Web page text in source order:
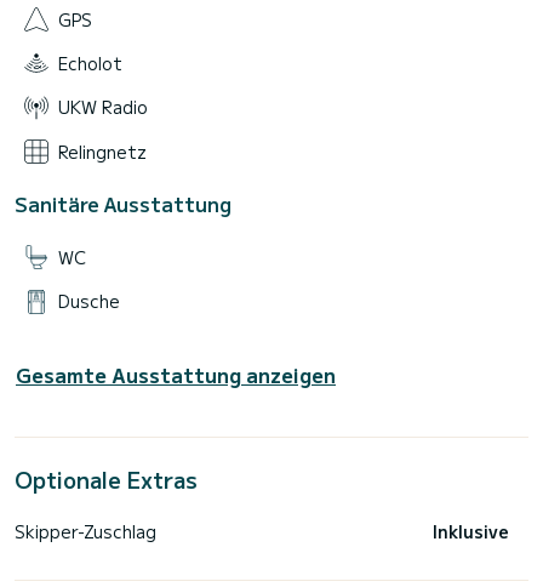
GPS
Echolot
UKW Radio
Relingnetz
Sanitäre Ausstattung
WC
Dusche
Gesamte Ausstattung anzeigen
Optionale Extras
Skipper-Zuschlag Inklusive